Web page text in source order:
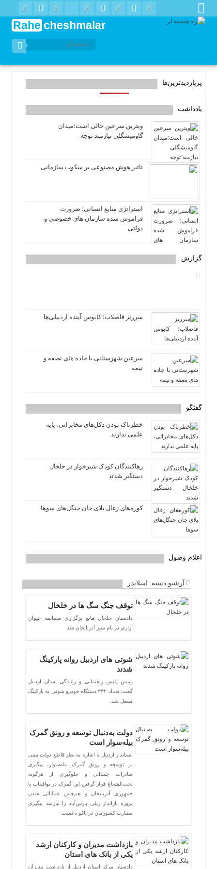
Rahe cheshmalar
پربازدیدترین‌ها
یادداشت
ویترین سرعین خالی است؛میدان
گاومیشگلی نیازمند توجه
تاثیر هوش مصنوعی بر سکوت سازمانی
استراتژی منابع انسانی؛ ضرورت
فراموش شده سازمان های خصوصی و
دولتی
گزارش
سرریز فاضلاب؛ کابوس آینده اردبیلی‌ها
سرعین شهرستانی با جاده های نصفه و
نیمه
گفتگو
خطرناک بودن دکل‌های مخابراتی، پایه
علمی ندارند
رهاکنندگان کودک شیرخوار در خلخال
دستگیر شدند
کوره‌های زغال بلای جان جنگل‌های سوها
اعلام وصول
آرشیو دسته: اسلایدر
توقف جنگ سگ ها در خلخال
دادستان خلخال مانع برگزاری مسابقه حیوان
آزاری در بام سبز آذربایجان شد.
شوتی های اردبیل روانه پارکینگ
شدند
رییس پلیس راهنمایی و رانندگی استان اردبیل
گفت: تعداد ۳۳۲ دستگاه خودرو شوتی به پارکینگ
منتقل شد.
دولت به‌دنبال توسعه و رونق گمرک
بیله‌سوار است
استاندار اردبیل با اشاره به نظر قاطع دولت مبنی
بر توسعه و رونق گمرک بیله‌سوار، پیگیری
صادرات چمدانی و جلوگیری از هرگونه
تحت‌الشعاع قرار گرفتن این گمرک در توافقات با
جمهوری آذربایجان و هم‌چنین عملیاتی شدن
پروژه بارانداز ریلی پارس‌آباد را نیازمند پیگیری
سفارت کشورمان در باکو دانست.
بازداشت مدیران و کارکنان ارشد
یکی از بانک های استان
دادستان مرکز استان اردبیل از بازداشت مدیران